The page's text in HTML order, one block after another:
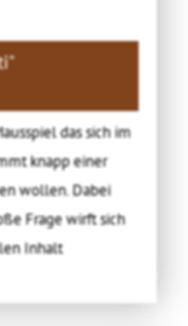
das sich im
knapp einer
wollen. Dabei
Frage wirft sich
Inhalt